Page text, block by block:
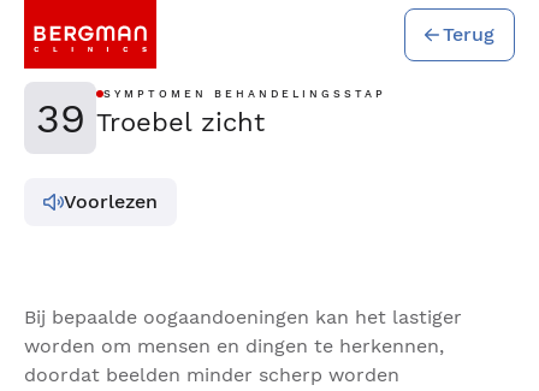
Terug
39 SYMPTOMEN BEHANDELINGSSTAP
Troebel zicht
Voorlezen
Bij bepaalde oogaandoeningen kan het lastiger
worden om mensen en dingen te herkennen,
doordat beelden minder scherp worden